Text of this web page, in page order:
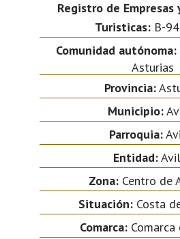
Registro de Empresas
Turisticas: B-
Comunidad autónoma:
Asturias
Provincia:
Municipio:
Parroquia:
Entidad:
Zona:Centro de
Situación: Costa
Comarca: